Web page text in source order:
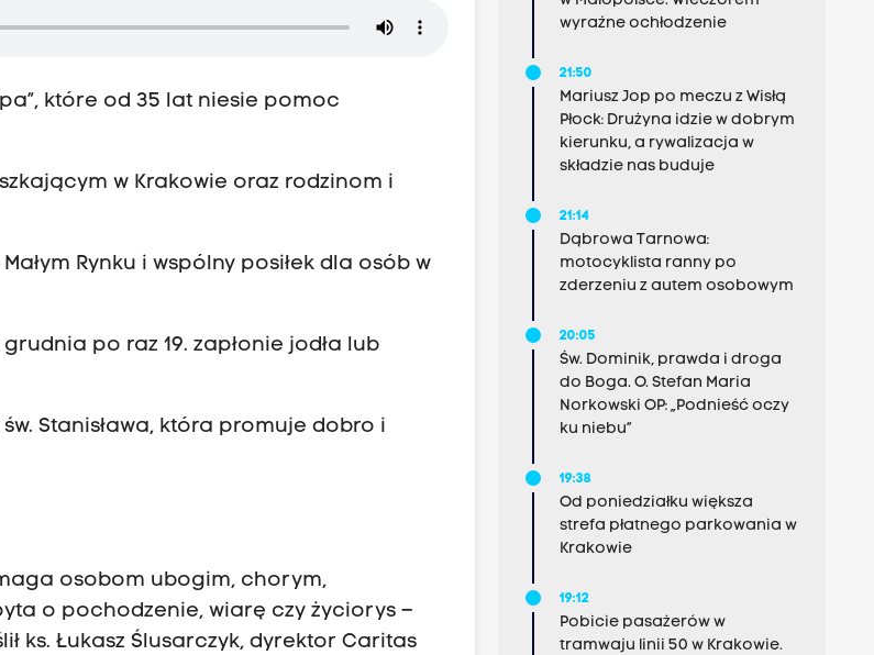
które od 35 lat niesie pomoc
w Krakowie oraz rodzinom i
Rynku i wspólny posiłek dla osób w
po raz 19. zapłonie jodła lub
Stanisława, która promuje dobro i
osobom ubogim, chorym,
o pochodzenie, wiarę czy życiorys –
ks. Łukasz Ślusarczyk, dyrektor Caritas
wyraźne ochłodzenie
21:50
Mariusz Jop po meczu z Wisłą
Płock: Drużyna idzie w dobrym
kierunku, a rywalizacja w
składzie nas buduje
21:14
Dąbrowa Tarnowa:
motocyklista ranny po
zderzeniu z autem osobowym
20:05
Św. Dominik, prawda i droga
do Boga. O. Stefan Maria
Norkowski OP: „Podnieść oczy
ku niebu”
19:38
Od poniedziałku większa
strefa płatnego parkowania w
Krakowie
19:12
Pobicie pasażerów w
tramwaju linii 50 w Krakowie.